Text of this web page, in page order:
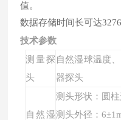
值。
数据存储时间长可达
技术参数
测量探
头
自然湿球温度
器探头
自然湿
测头形状： 圆柱
测头外径：